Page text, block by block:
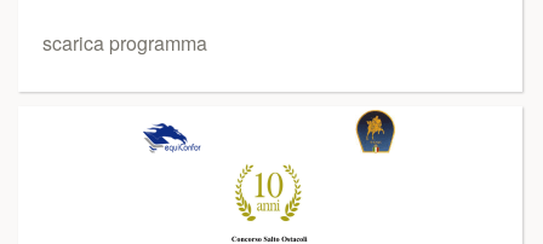
scarica programma